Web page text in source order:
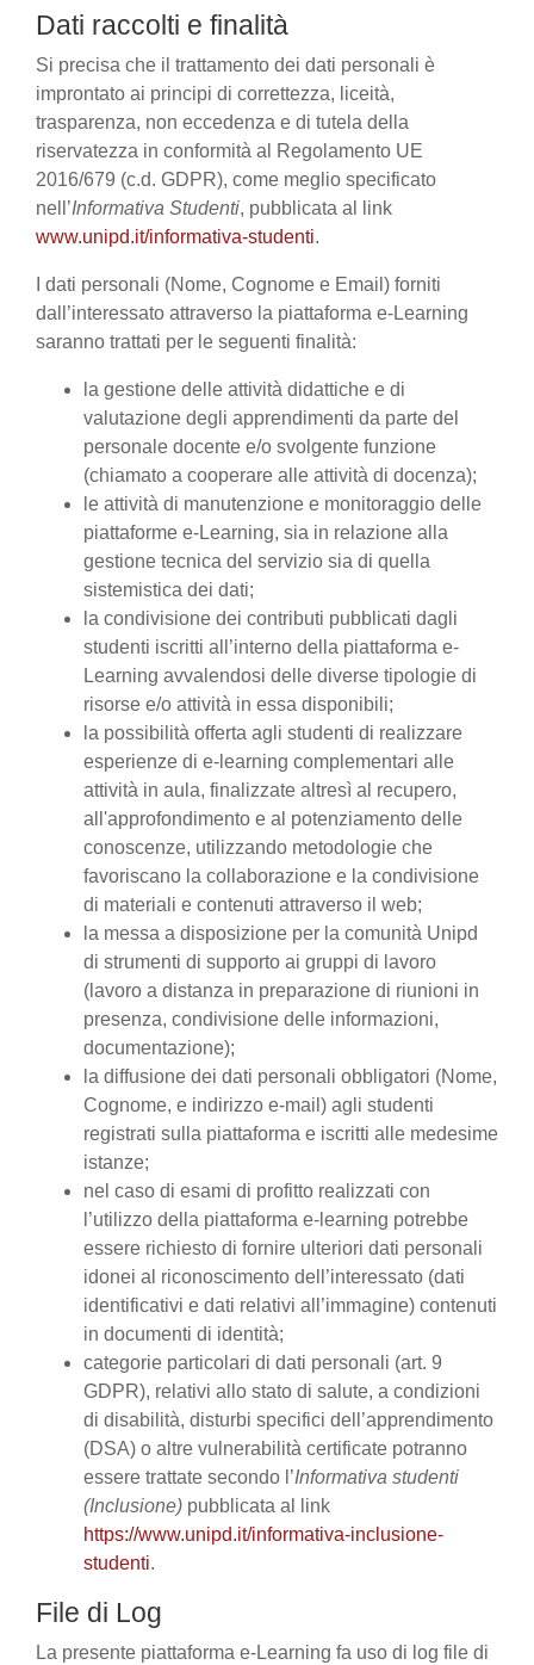
Dati raccolti e finalità
Si precisa che il trattamento dei dati personali è
improntato ai principi di correttezza, liceità,
trasparenza, non eccedenza e di tutela della
riservatezza in conformità al Regolamento UE
2016/679 (c.d. GDPR), come meglio specificato
nell’Informativa Studenti, pubblicata al link
www.unipd.it/informativa-studenti.
I dati personali (Nome, Cognome e Email) forniti
dall’interessato attraverso la piattaforma e-Learning
saranno trattati per le seguenti finalità:
la gestione delle attività didattiche e di
valutazione degli apprendimenti da parte del
personale docente e/o svolgente funzione
(chiamato a cooperare alle attività di docenza);
le attività di manutenzione e monitoraggio delle
piattaforme e-Learning, sia in relazione alla
gestione tecnica del servizio sia di quella
sistemistica dei dati;
la condivisione dei contributi pubblicati dagli
studenti iscritti all’interno della piattaforma e-
Learning avvalendosi delle diverse tipologie di
risorse e/o attività in essa disponibili;
la possibilità offerta agli studenti di realizzare
esperienze di e-learning complementari alle
attività in aula, finalizzate altresì al recupero,
all'approfondimento e al potenziamento delle
conoscenze, utilizzando metodologie che
favoriscano la collaborazione e la condivisione
di materiali e contenuti attraverso il web;
la messa a disposizione per la comunità Unipd
di strumenti di supporto ai gruppi di lavoro
(lavoro a distanza in preparazione di riunioni in
presenza, condivisione delle informazioni,
documentazione);
la diffusione dei dati personali obbligatori (Nome,
Cognome, e indirizzo e-mail) agli studenti
registrati sulla piattaforma e iscritti alle medesime
istanze;
nel caso di esami di profitto realizzati con
l’utilizzo della piattaforma e-learning potrebbe
essere richiesto di fornire ulteriori dati personali
idonei al riconoscimento dell’interessato (dati
identificativi e dati relativi all’immagine) contenuti
in documenti di identità;
categorie particolari di dati personali (art. 9
GDPR), relativi allo stato di salute, a condizioni
di disabilità, disturbi specifici dell’apprendimento
(DSA) o altre vulnerabilità certificate potranno
essere trattate secondo l’Informativa studenti
(Inclusione) pubblicata al link
https://www.unipd.it/informativa-inclusione-
studenti.
File di Log
La presente piattaforma e-Learning fa uso di log file di